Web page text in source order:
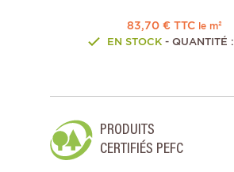
83,70 € TTC le m²
EN STOCK - QUANTITÉ
PRODUITS
CERTIFIÉS PEFC